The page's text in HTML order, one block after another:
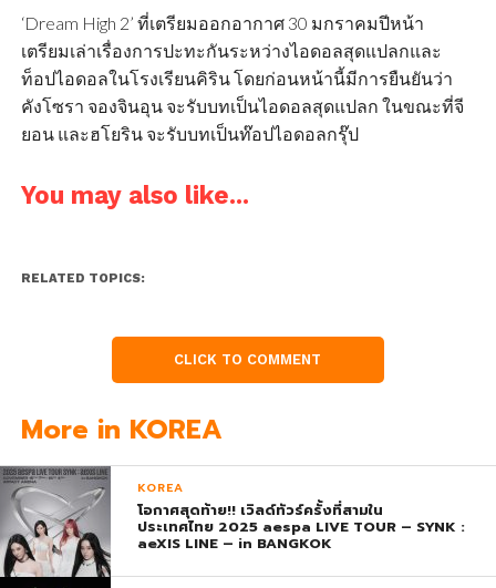
‘Dream High 2’ ที่เตรียมออกอากาศ 30 มกราคมปีหน้า
เตรียมเล่าเรื่องการปะทะกันระหว่างไอดอลสุดแปลกและ
ท็อปไอดอลในโรงเรียนคิริน โดยก่อนหน้านี้มีการยืนยันว่า
คังโซรา จองจินอุน จะรับบทเป็นไอดอลสุดแปลก ในขณะที่จี
ยอน และฮโยริน จะรับบทเป็นท๊อปไอดอลกรุ๊ป
You may also like...
RELATED TOPICS:
CLICK TO COMMENT
More in KOREA
KOREA
โอกาศสุดท้าย!! เวิลด์ทัวร์ครั้งที่สามใน
ประเทศไทย 2025 aespa LIVE TOUR – SYNK :
aeXIS LINE – in BANGKOK